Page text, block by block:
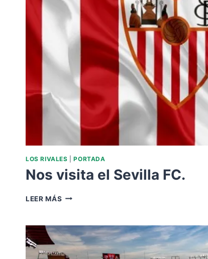
LOS RIVALES |PORTADA
Nos visita el Sevilla FC.
LEER MÁS NOS
SEVILLA
FC.